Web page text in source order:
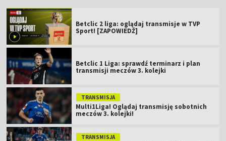
Betclic 2 liga: oglądaj transmisje w TVP
Sport! [ZAPOWIEDŹ]
Betclic 1 Liga: sprawdź terminarz i plan
transmisji meczów 3. kolejki
TRANSMISJA
Multi1Liga! Oglądaj transmisję sobotnich
meczów 3. kolejki!
TRANSMISJA